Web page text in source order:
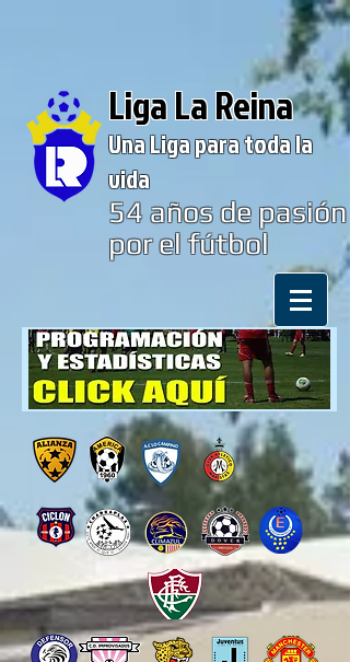
Liga La Reina
Una Liga para toda la
vida
54años de pasión
por el fútbol